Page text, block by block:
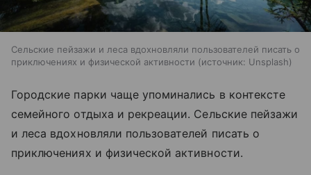
Сельские пейзажи и леса вдохновляли пользователей писать о
приключениях и физической активности
источник: Unsplash
Городские парки чаще упоминались в контексте
семейного отдыха и рекреации. Сельские пейзажи
и леса вдохновляли пользователей писать о
приключениях и физической активности.